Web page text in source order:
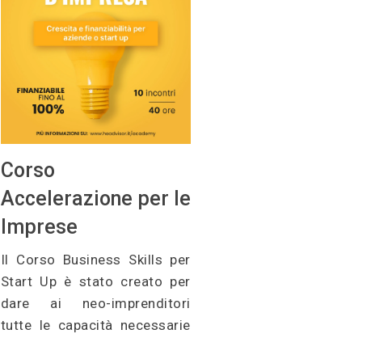
Corso
Accelerazione per le
Imprese
Il Corso Business Skills per
Start Up è stato creato per
dare ai neo-imprenditori
tutte le capacità necessarie